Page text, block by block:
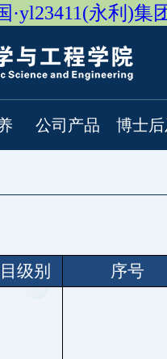
·yl23411(永利)集
公司产品 博士
级别 序号